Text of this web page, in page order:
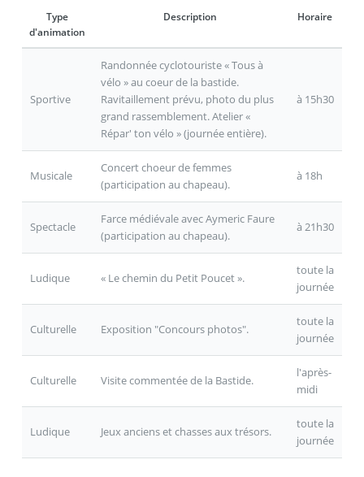
Type
d'animation
Description Horaire
Sportive
Randonnée cyclotouriste « Tous à
vélo » au coeur de la bastide.
Ravitaillement prévu, photo du plus
grand rassemblement. Atelier «
Répar' ton vélo » (journée entière).
à 15h30
Musicale
Concert choeur de femmes
(participation au chapeau).
à 18h
Spectacle
Farce médiévale avec Aymeric Faure
(participation au chapeau).
à 21h30
Ludique « Le chemin du Petit Poucet ».
toute la
journée
Culturelle Exposition "Concours photos".
toute la
journée
Culturelle Visite commentée de la Bastide.
l'après-
midi
Ludique Jeux anciens et chasses aux trésors.
toute la
journée